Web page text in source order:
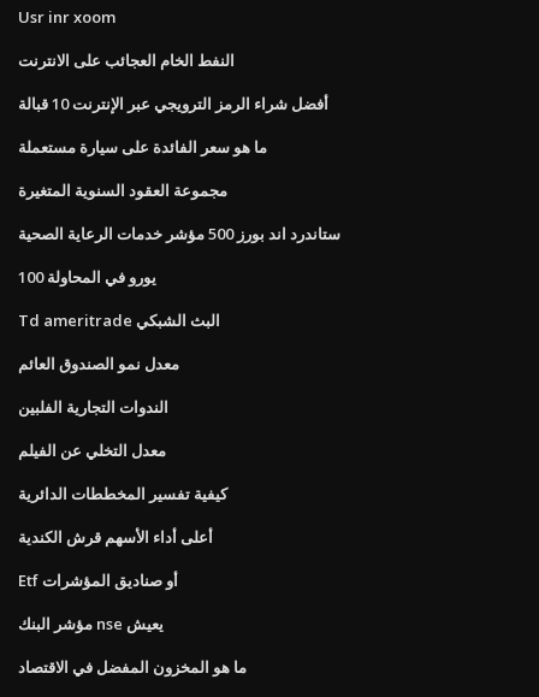
Usr inr xoom
النفط الخام العجائب على الانترنت
أفضل شراء الرمز الترويجي عبر الإنترنت 10 قبالة
ما هو سعر الفائدة على سيارة مستعملة
مجموعة العقود السنوية المتغيرة
ستاندرد اند بورز 500 مؤشر خدمات الرعاية الصحية
100 يورو في المحاولة
Td ameritrade البث الشبكي
معدل نمو الصندوق العائم
الندوات التجارية الفلبين
معدل التخلي عن الفيلم
كيفية تفسير المخططات الدائرية
أعلى أداء الأسهم قرش الكندية
Etf أو صناديق المؤشرات
مؤشر البنك nse يعيش
ما هو المخزون المفضل في الاقتصاد